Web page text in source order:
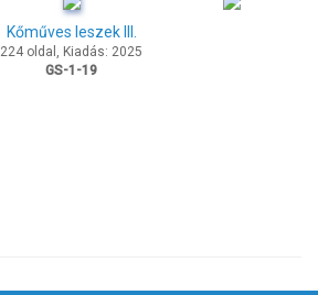
Kőműves leszek III.
224 oldal, Kiadás: 2025
GS-1-19